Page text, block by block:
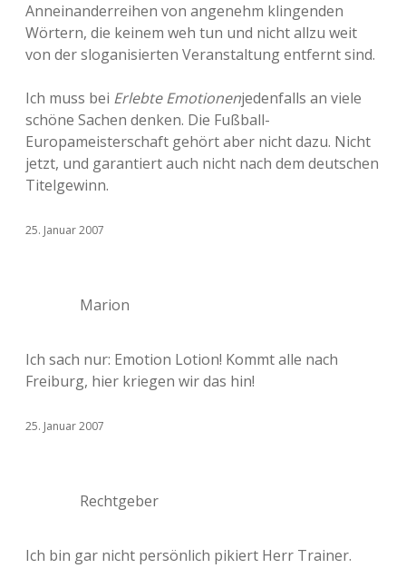
Anneinanderreihen von angenehm klingenden
Wörtern, die keinem weh tun und nicht allzu weit
von der sloganisierten Veranstaltung entfernt sind.
Ich muss bei Erlebte Emotionenjedenfalls an viele
schöne Sachen denken. Die Fußball-
Europameisterschaft gehört aber nicht dazu. Nicht
jetzt, und garantiert auch nicht nach dem deutschen
Titelgewinn.
25. Januar 2007
Marion
Ich sach nur: Emotion Lotion! Kommt alle nach
Freiburg, hier kriegen wir das hin!
25. Januar 2007
Rechtgeber
Ich bin gar nicht persönlich pikiert Herr Trainer.